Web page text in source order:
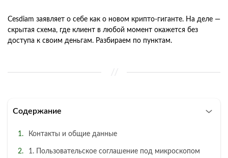
Cesdiam заявляет о себе как о новом крипто-гиганте. На деле —
скрытая схема, где клиент в любой момент окажется без
доступа к своим деньгам. Разбираем по пунктам.
Содержание
Контакты и общие данные
1. Пользовательское соглашение под микроскопом